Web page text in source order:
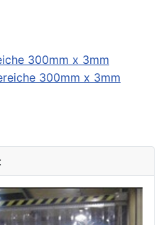
300mm x 3mm